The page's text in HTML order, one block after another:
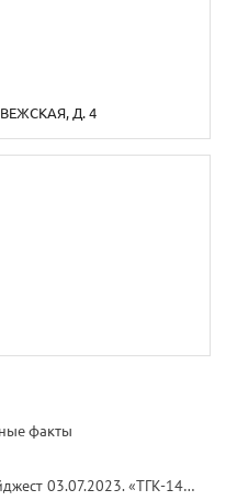
Д. 4
факты
Дивидендный дайджест 03.07.2023. «ТГК-14», «СМЗ» и «Русснефть»